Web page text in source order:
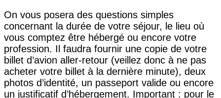
On vous posera des questions simples
concernant la durée de votre séjour, le lieu où
vous comptez être hébergé ou encore votre
profession. Il faudra fournir une copie de votre
billet d’avion aller-retour (veillez donc à ne pas
acheter votre billet à la dernière minute), deux
photos d’identité, un passeport valide ou encore
un justificatif d’hébergement. Important : pour le